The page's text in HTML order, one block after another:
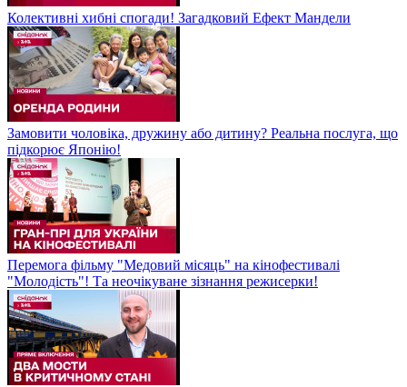
Колективні хибні спогади! Загадковий Ефект Мандели
Замовити чоловіка, дружину або дитину? Реальна послуга, що
підкорює Японію!
Перемога фільму "Медовий місяць" на кінофестивалі
"Молодість"! Та неочікуване зізнання режисерки!